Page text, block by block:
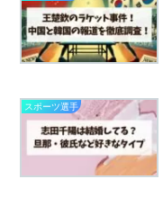
スポーツ選手